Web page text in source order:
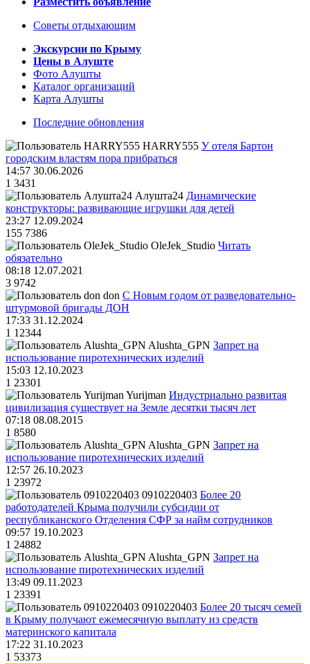
Советы отдыхающим
Экскурсии по Крыму
Цены в Алуште
Фото Алушты
Каталог организаций
Карта Алушты
Последние обновления
HARRY555 У отеля Бартон
городским властям пора прибраться
14:57 30.06.2026
1 3431
Алушта24 Динамические
конструкторы: развивающие игрушки для детей
23:27 12.09.2024
155 7386
OleJek_Studio Читать
обязательно
08:18 12.07.2021
3 9742
don С Новым годом от разведовательно-
штурмовой бригады ДОН
17:33 31.12.2024
1 12344
Alushta_GPN Запрет на
использование пиротехнических изделий
15:03 12.10.2023
1 23301
Yurijman Индустриально развитая
цивилизация существует на Земле десятки тысяч лет
07:18 08.08.2015
1 8580
Alushta_GPN Запрет на
использование пиротехнических изделий
12:57 26.10.2023
1 23972
0910220403 Более 20
работодателей Крыма получили субсидии от
республиканского Отделения СФР за найм сотрудников
09:57 19.10.2023
1 24882
Alushta_GPN Запрет на
использование пиротехнических изделий
13:49 09.11.2023
1 23391
0910220403 Более 20 тысяч семей
в Крыму получают ежемесячную выплату из средств
материнского капитала
17:22 31.10.2023
1 53373